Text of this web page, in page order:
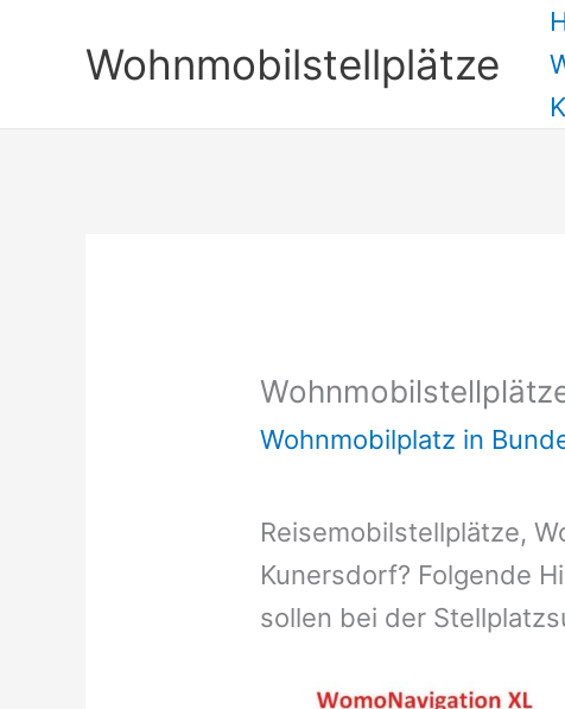
Wohnmobilstellplätze
Wohnmobilplatz in
Reisemobilstellplätze,
Kunersdorf? Folgende
sollen bei der